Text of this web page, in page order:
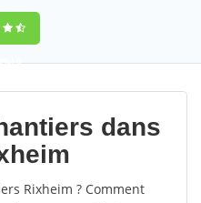
0
dans
Rixheim ? Comment